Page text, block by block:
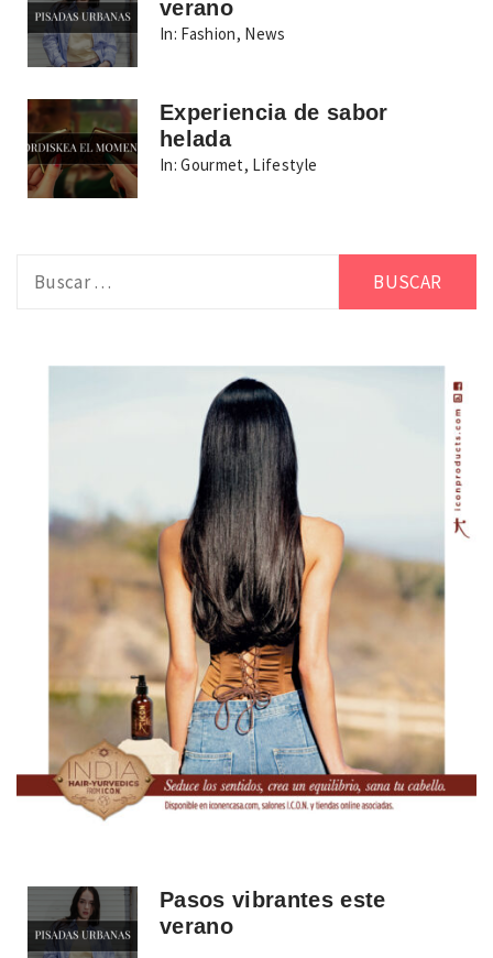
verano
In: Fashion, News
Experiencia de sabor
helada
In: Gourmet, Lifestyle
Pasos vibrantes este
verano